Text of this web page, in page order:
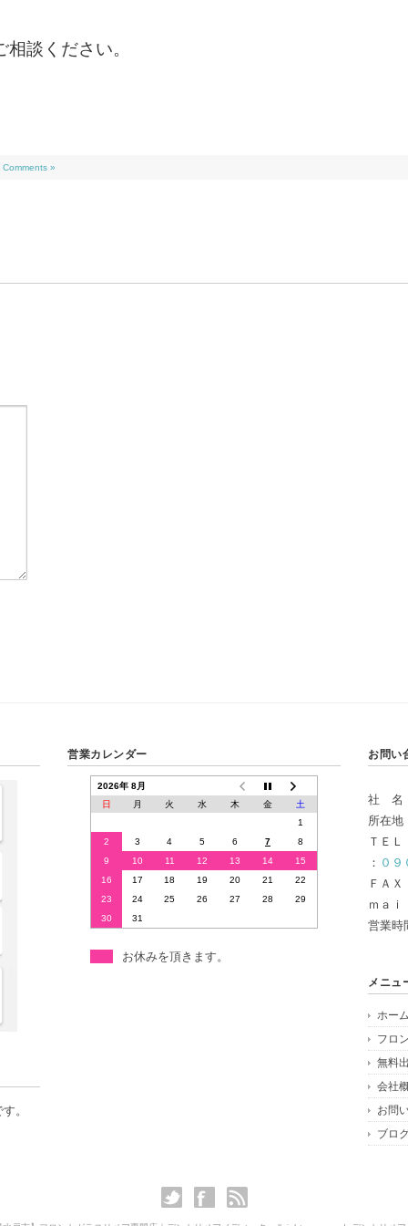
談ください。
Comments »
。
営業カレンダー
2026年 8月
日
月 火 水 木 金
土
1
2
3 4 5 6 7
8
9
10 11 12 13 14
15
16
17 18 19 20 21
22
23
24 25 26 27 28
29
30
31
お休みを頂きます。
お問い
社 名
所在地
ＴＥＬ
： ０９
ＦＡＸ
ｍａｉ
営業時
メニュ
ホーム
フロ
無料
会社
お問
ブロ